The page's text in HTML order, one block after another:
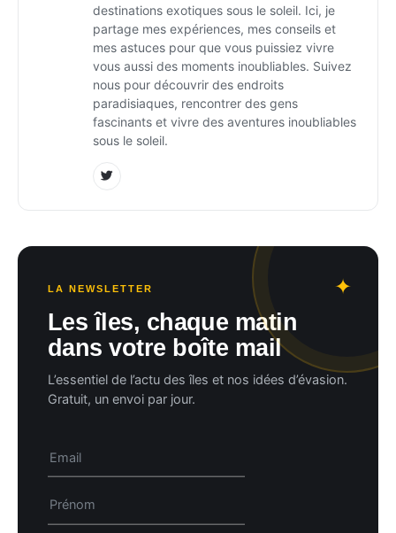
destinations exotiques sous le soleil. Ici, je
partage mes expériences, mes conseils et
mes astuces pour que vous puissiez vivre
vous aussi des moments inoubliables. Suivez
nous pour découvrir des endroits
paradisiaques, rencontrer des gens
fascinants et vivre des aventures inoubliables
sous le soleil.
LA NEWSLETTER
Les îles, chaque matin
dans votre boîte mail
L’essentiel de l’actu des îles et nos idées d’évasion.
Gratuit, un envoi par jour.